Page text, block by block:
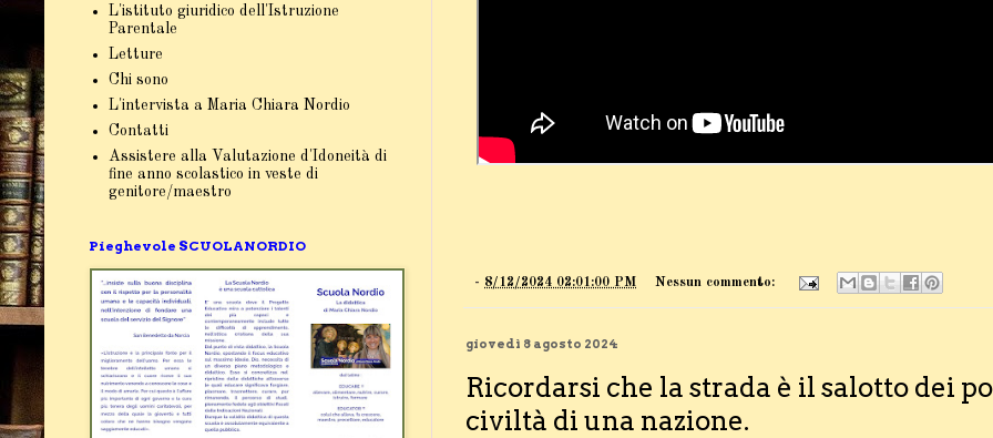
- 8/12/2024 02:01:00 PM Nessun commento:
giovedì 8 agosto 2024
Ricordarsi che la strada è il salotto dei
civiltà di una nazione.
L'istituto giuridico dell'Istruzione
Parentale
Letture
Chi sono
L'intervista a Maria Chiara Nordio
Contatti
Assistere alla Valutazione d'Idoneità di
fine anno scolastico in veste di
genitore/maestro
Pieghevole SCUOLANORDIO